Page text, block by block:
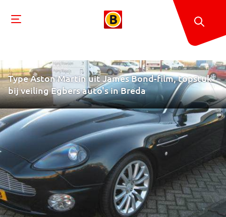
Type Aston Martin uit James Bond-film, topstuk
bij veiling Egbers auto's in Breda